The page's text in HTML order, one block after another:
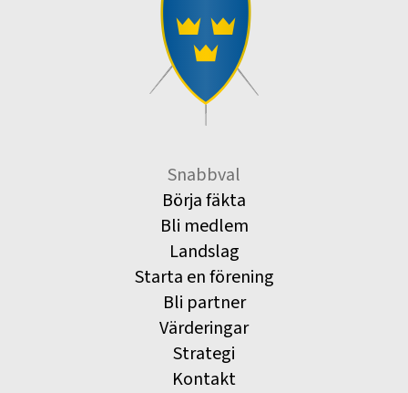
Snabbval
Börja fäkta
Bli medlem
Landslag
Starta en förening
Bli partner
Värderingar
Strategi
Kontakt